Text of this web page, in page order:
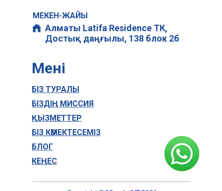
БІЗ ТУРАЛЫ
БІЗДІҢ МИССИЯ
ҚЫЗМЕТТЕР
БІЗ КӨМЕКТЕСЕМІЗ
БЛОГ
КЕҢЕС
Мені
Алматы Latifa Residence ТК,
Достық даңғылы, 138 блок 2б
МЕКЕН-ЖАЙЫ